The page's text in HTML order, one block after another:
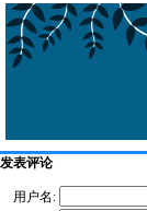
发表评论
用户名: